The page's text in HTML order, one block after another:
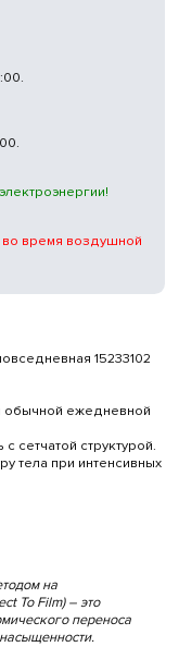
15233102
обычной ежедневной
сетчатой структурой.
тела при интенсивных
на
To Film) – это
переноса
время воздушной